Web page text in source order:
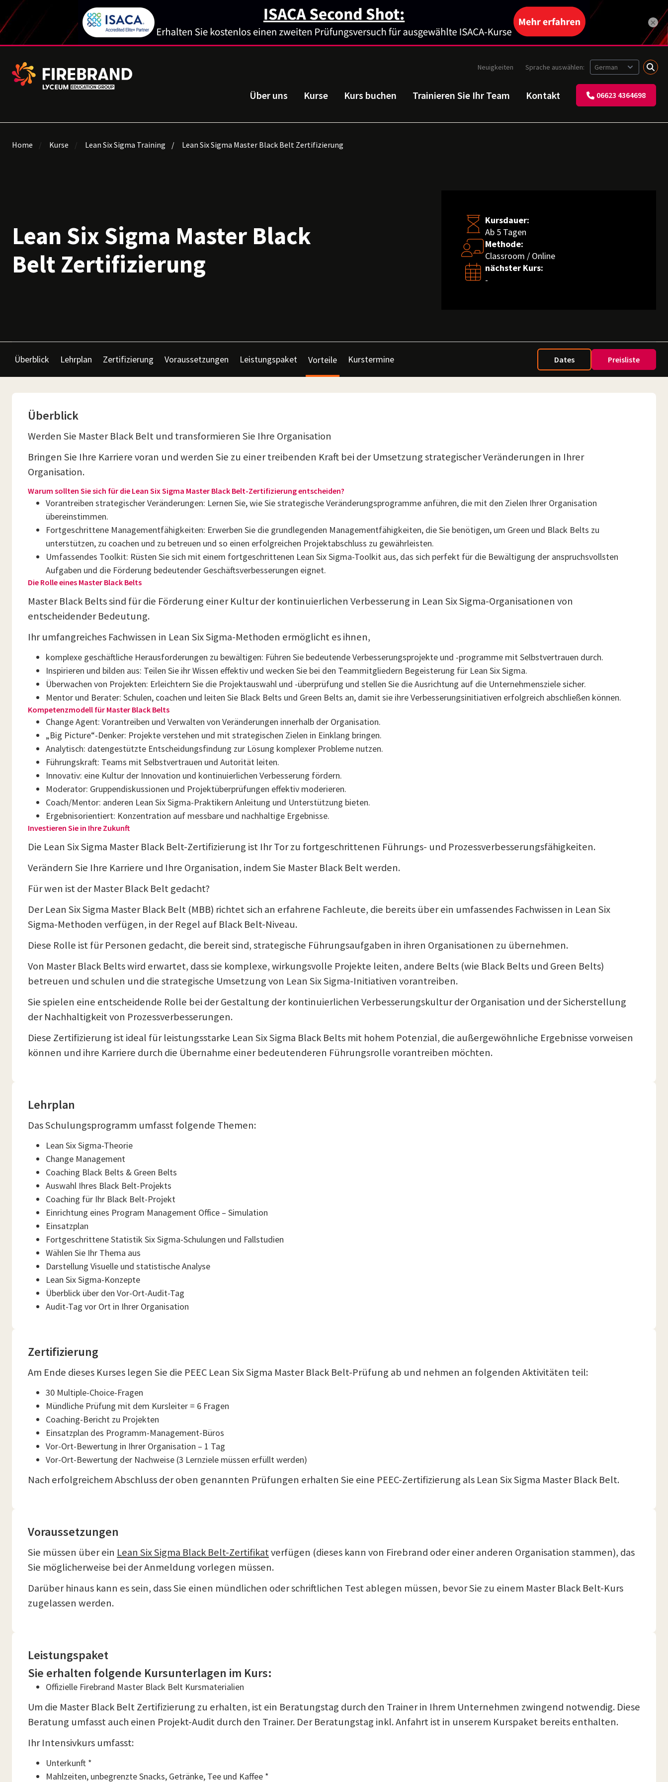
Über uns Kurse Kurs buchen Trainieren Sie Ihr Team Kontakt 06623 4364698
Neuigkeiten Sprache auswählen:
Home Kurse Lean Six Sigma Training Lean Six Sigma Master Black Belt Zertifizierung
Lean Six Sigma Master Black
Belt Zertifizierung
Kursdauer:
Ab 5 Tagen
Methode:
Classroom / Online
nächster Kurs:
-
Überblick Lehrplan Zertifizierung Voraussetzungen Leistungspaket Vorteile Kurstermine Dates Preisliste
Überblick
Werden Sie Master Black Belt und transformieren Sie Ihre Organisation
Bringen Sie Ihre Karriere voran und werden Sie zu einer treibenden Kraft bei der Umsetzung strategischer Veränderungen in Ihrer
Organisation.
Warum sollten Sie sich für die Lean Six Sigma Master Black Belt-Zertifizierung entscheiden?
Vorantreiben strategischer Veränderungen: Lernen Sie, wie Sie strategische Veränderungsprogramme anführen, die mit den Zielen Ihrer Organisation
übereinstimmen.
Fortgeschrittene Managementfähigkeiten: Erwerben Sie die grundlegenden Managementfähigkeiten, die Sie benötigen, um Green und Black Belts zu
unterstützen, zu coachen und zu betreuen und so einen erfolgreichen Projektabschluss zu gewährleisten.
Umfassendes Toolkit: Rüsten Sie sich mit einem fortgeschrittenen Lean Six Sigma-Toolkit aus, das sich perfekt für die Bewältigung der anspruchsvollsten
Aufgaben und die Förderung bedeutender Geschäftsverbesserungen eignet.
Die Rolle eines Master Black Belts
Master Black Belts sind für die Förderung einer Kultur der kontinuierlichen Verbesserung in Lean Six Sigma-Organisationen von
entscheidender Bedeutung.
Ihr umfangreiches Fachwissen in Lean Six Sigma-Methoden ermöglicht es ihnen,
komplexe geschäftliche Herausforderungen zu bewältigen: Führen Sie bedeutende Verbesserungsprojekte und -programme mit Selbstvertrauen durch.
Inspirieren und bilden aus: Teilen Sie ihr Wissen effektiv und wecken Sie bei den Teammitgliedern Begeisterung für Lean Six Sigma.
Überwachen von Projekten: Erleichtern Sie die Projektauswahl und -überprüfung und stellen Sie die Ausrichtung auf die Unternehmensziele sicher.
Mentor und Berater: Schulen, coachen und leiten Sie Black Belts und Green Belts an, damit sie ihre Verbesserungsinitiativen erfolgreich abschließen können.
Kompetenzmodell für Master Black Belts
Change Agent: Vorantreiben und Verwalten von Veränderungen innerhalb der Organisation.
„Big Picture“-Denker: Projekte verstehen und mit strategischen Zielen in Einklang bringen.
Analytisch: datengestützte Entscheidungsfindung zur Lösung komplexer Probleme nutzen.
Führungskraft: Teams mit Selbstvertrauen und Autorität leiten.
Innovativ: eine Kultur der Innovation und kontinuierlichen Verbesserung fördern.
Moderator: Gruppendiskussionen und Projektüberprüfungen effektiv moderieren.
Coach/Mentor: anderen Lean Six Sigma-Praktikern Anleitung und Unterstützung bieten.
Ergebnisorientiert: Konzentration auf messbare und nachhaltige Ergebnisse.
Investieren Sie in Ihre Zukunft
Die Lean Six Sigma Master Black Belt-Zertifizierung ist Ihr Tor zu fortgeschrittenen Führungs- und Prozessverbesserungsfähigkeiten.
Verändern Sie Ihre Karriere und Ihre Organisation, indem Sie Master Black Belt werden.
Für wen ist der Master Black Belt gedacht?
Der Lean Six Sigma Master Black Belt (MBB) richtet sich an erfahrene Fachleute, die bereits über ein umfassendes Fachwissen in Lean Six
Sigma-Methoden verfügen, in der Regel auf Black Belt-Niveau.
Diese Rolle ist für Personen gedacht, die bereit sind, strategische Führungsaufgaben in ihren Organisationen zu übernehmen.
Von Master Black Belts wird erwartet, dass sie komplexe, wirkungsvolle Projekte leiten, andere Belts (wie Black Belts und Green Belts)
betreuen und schulen und die strategische Umsetzung von Lean Six Sigma-Initiativen vorantreiben.
Sie spielen eine entscheidende Rolle bei der Gestaltung der kontinuierlichen Verbesserungskultur der Organisation und der Sicherstellung
der Nachhaltigkeit von Prozessverbesserungen.
Diese Zertifizierung ist ideal für leistungsstarke Lean Six Sigma Black Belts mit hohem Potenzial, die außergewöhnliche Ergebnisse vorweisen
können und ihre Karriere durch die Übernahme einer bedeutenderen Führungsrolle vorantreiben möchten.
Lehrplan
Das Schulungsprogramm umfasst folgende Themen:
Lean Six Sigma-Theorie
Change Management
Coaching Black Belts & Green Belts
Auswahl Ihres Black Belt-Projekts
Coaching für Ihr Black Belt-Projekt
Einrichtung eines Program Management Office – Simulation
Einsatzplan
Fortgeschrittene Statistik Six Sigma-Schulungen und Fallstudien
Wählen Sie Ihr Thema aus
Darstellung Visuelle und statistische Analyse
Lean Six Sigma-Konzepte
Überblick über den Vor-Ort-Audit-Tag
Audit-Tag vor Ort in Ihrer Organisation
Zertifizierung
Am Ende dieses Kurses legen Sie die PEEC Lean Six Sigma Master Black Belt-Prüfung ab und nehmen an folgenden Aktivitäten teil:
30 Multiple-Choice-Fragen
Mündliche Prüfung mit dem Kursleiter = 6 Fragen
Coaching-Bericht zu Projekten
Einsatzplan des Programm-Management-Büros
Vor-Ort-Bewertung in Ihrer Organisation – 1 Tag
Vor-Ort-Bewertung der Nachweise (3 Lernziele müssen erfüllt werden)
Nach erfolgreichem Abschluss der oben genannten Prüfungen erhalten Sie eine PEEC-Zertifizierung als Lean Six Sigma Master Black Belt.
Voraussetzungen
Sie müssen über ein Lean Six Sigma Black Belt-Zertifikatverfügen (dieses kann von Firebrand oder einer anderen Organisation stammen), das
Sie möglicherweise bei der Anmeldung vorlegen müssen.
Darüber hinaus kann es sein, dass Sie einen mündlichen oder schriftlichen Test ablegen müssen, bevor Sie zu einem Master Black Belt-Kurs
zugelassen werden.
Leistungspaket
Sie erhalten folgende Kursunterlagen im Kurs:
Offizielle Firebrand Master Black Belt Kursmaterialien
Um die Master Black Belt Zertifizierung zu erhalten, ist ein Beratungstag durch den Trainer in Ihrem Unternehmen zwingend notwendig. Diese
Beratung umfasst auch einen Projekt-Audit durch den Trainer. Der Beratungstag inkl. Anfahrt ist in unserem Kurspaket bereits enthalten.
Ihr Intensivkurs umfasst:
Unterkunft *
Mahlzeiten, unbegrenzte Snacks, Getränke, Tee und Kaffee *
×